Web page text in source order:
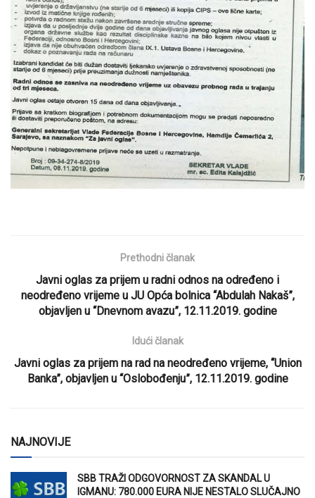
Prethodni članak
Javni oglas za prijem u radni odnos na određeno i
neodređeno vrijeme u JU Opća bolnica “Abdulah Nakaš”,
objavljen u “Dnevnom avazu”, 12.11.2019. godine
Idući članak
Javni oglas za prijem na rad na neodređeno vrijeme, “Union
Banka”, objavljen u “Oslobođenju”, 12.11.2019. godine
NAJNOVIJE
SBB TRAŽI ODGOVORNOST ZA SKANDAL U
IGMANU: 780.000 EURA NIJE NESTALO SLUČAJNO